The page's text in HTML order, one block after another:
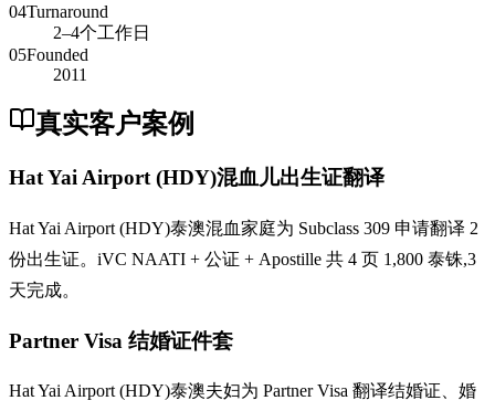
04Turnaround
2–4个工作日
05Founded
2011
真实客户案例
Hat Yai Airport (HDY)混血儿出生证翻译
Hat Yai Airport (HDY)泰澳混血家庭为 Subclass 309 申请翻译 2
份出生证。iVC NAATI + 公证 + Apostille 共 4 页 1,800 泰铢,3
天完成。
Partner Visa 结婚证件套
Hat Yai Airport (HDY)泰澳夫妇为 Partner Visa 翻译结婚证、婚